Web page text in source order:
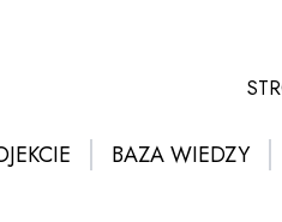
BAZA WIEDZY